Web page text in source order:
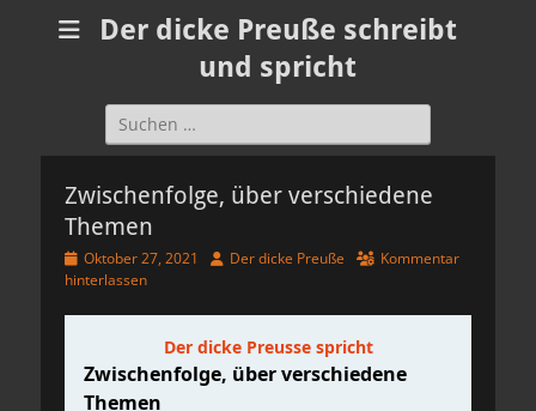
Der dicke Preuße schreibt
und spricht
Suchen
nach:
Zwischenfolge, über verschiedene
Themen
Veröffentlicht
am
Oktober 27, 2021 AutorDer dicke Preuße
Kommentar
hinterlassen